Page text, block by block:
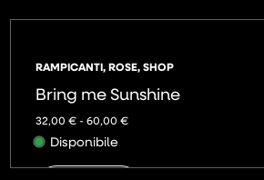
RAMPICANTI,ROSE,SHOP
Bring me Sunshine
32,00 € - 60,00 €
Disponibile